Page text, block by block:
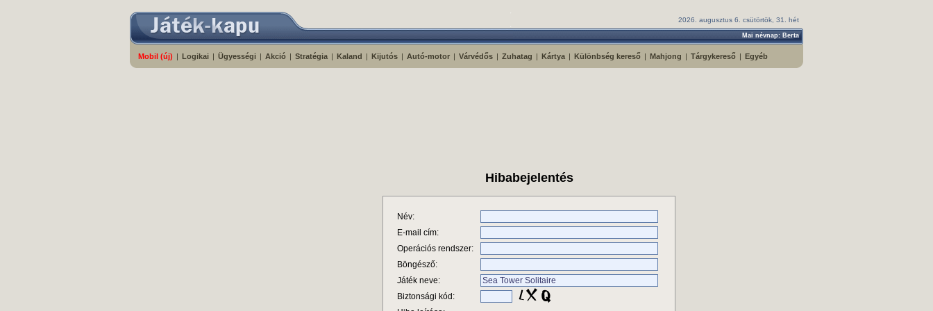
2026. augusztus 6. csütörtök, 31. hét
Mai névnap: Berta
Mobil (új) | Logikai | Ügyességi | Akció | Stratégia | Kaland | Kijutós | Autó-motor | Várvédős | Zuhatag | Kártya | Különbség kereső | Mahjong | Tárgykereső | Egyéb
Hibabejelentés
Név:
E-mail cím:
Operációs rendszer:
Böngésző:
Játék neve:
Biztonsági kód: